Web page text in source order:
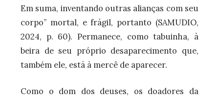
Em suma, inventando outras alianças com seu
corpo” mortal, e frágil, portanto (SAMUDIO,
2024, p. 60). Permanece, como tabuinha, à
beira de seu próprio desaparecimento que,
também ele, está à mercê de aparecer.
Como o dom dos deuses, os doadores da